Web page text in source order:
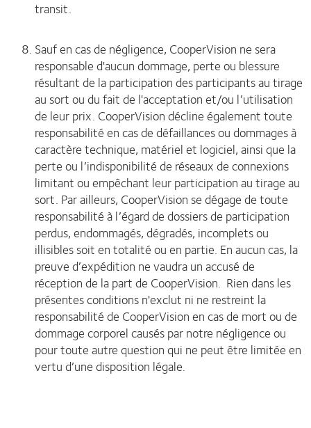
transit.
Sauf en cas de négligence, CooperVision ne sera
responsable d'aucun dommage, perte ou blessure
résultant de la participation des participants au tirage
au sort ou du fait de l'acceptation et/ou l’utilisation
de leur prix. CooperVision décline également toute
responsabilité en cas de défaillances ou dommages à
caractère technique, matériel et logiciel, ainsi que la
perte ou l’indisponibilité de réseaux de connexions
limitant ou empêchant leur participation au tirage au
sort. Par ailleurs, CooperVision se dégage de toute
responsabilité à l’égard de dossiers de participation
perdus, endommagés, dégradés, incomplets ou
illisibles soit en totalité ou en partie. En aucun cas, la
preuve d’expédition ne vaudra un accusé de
réception de la part de CooperVision. Rien dans les
présentes conditions n'exclut ni ne restreint la
responsabilité de CooperVision en cas de mort ou de
dommage corporel causés par notre négligence ou
pour toute autre question qui ne peut être limitée en
vertu d’une disposition légale.